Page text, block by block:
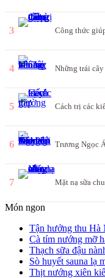
3 Công thức
4 Những trái
5 Cách trị các
6 Trương Ngọc
7 Mặt nạ sữa
Món ngon
Tận hưởng thu Hà
Cà tím nướng mỡ
Thạch sữa đậu
Sò huyết sauna lạ
Thịt nướng xiên